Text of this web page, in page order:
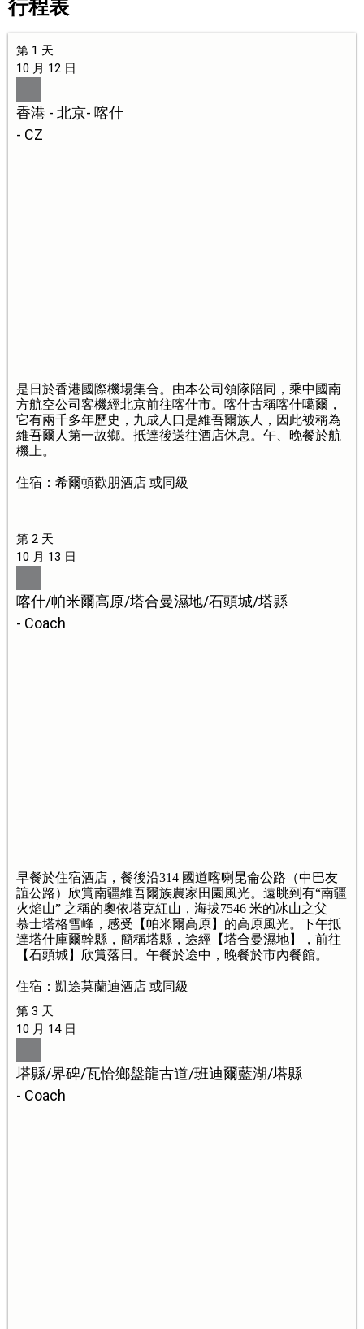
行程表
第 1 天
10 月 12 日
香港 - 北京- 喀什
- CZ
是日於香港國際機場集合。由本公司領隊陪同，乘中國南
方航空公司客機經北京前往喀什市。喀什古稱喀什噶爾，
它有兩千多年歷史，九成人口是維吾爾族人，因此被稱為
維吾爾人第一故鄉。抵達後送往酒店休息。午、晚餐於航
機上。
住宿：希爾頓歡朋酒店 或同級
第 2 天
10 月 13 日
喀什/帕米爾高原/塔合曼濕地/石頭城/塔縣
- Coach
早餐於住宿酒店，餐後沿314 國道喀喇昆侖公路（中巴友
誼公路）欣賞南疆維吾爾族農家田園風光。遠眺到有“南疆
火焰山” 之稱的奧依塔克紅山，海拔7546 米的冰山之父—
慕士塔格雪峰，感受【帕米爾高原】的高原風光。下午抵
達塔什庫爾幹縣，簡稱塔縣，途經【塔合曼濕地】，前往
【石頭城】欣賞落日。午餐於途中，晚餐於市內餐館。
住宿：凱途莫蘭迪酒店 或同級
第 3 天
10 月 14 日
塔縣/界碑/瓦恰鄉盤龍古道/班迪爾藍湖/塔縣
- Coach